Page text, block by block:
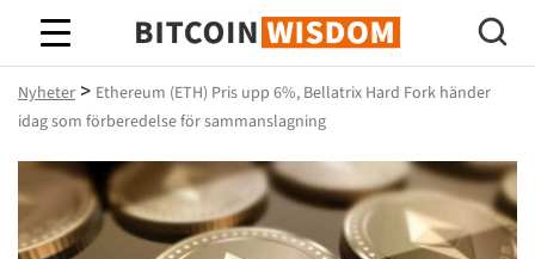
Bitcoin Wisdom
Nyheter > Ethereum (ETH) Pris upp 6%, Bellatrix Hard Fork händer
idag som förberedelse för sammanslagning